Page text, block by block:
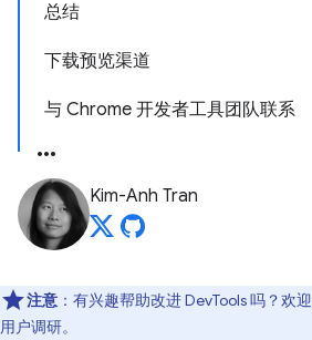
总结
下载预览渠道
与 Chrome 开发者工具团队联系
Kim-Anh Tran
注意 ：有兴趣帮助改进 DevTools 吗？欢迎
用户调研。